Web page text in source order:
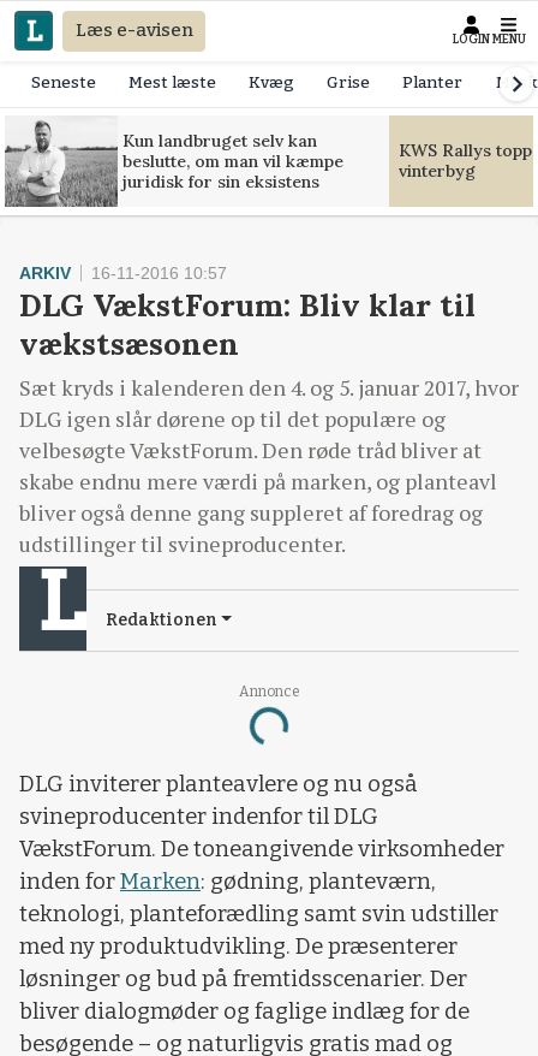
Læs e-avisen LOGIN MENU
Seneste Mest læste Kvæg Grise Planter
Kun landbruget selv kan
beslutte, om man vil kæmpe
juridisk for sin eksistens
KWS Rallys
vinterbyg
Annonce
Loading...
ARKIV 16-11-2016 10:57
DLG VækstForum: Bliv klar til
vækstsæsonen
Sæt kryds i kalenderen den 4. og 5. januar 2017, hvor
DLG igen slår dørene op til det populære og
velbesøgte VækstForum. Den røde tråd bliver at
skabe endnu mere værdi på marken, og planteavl
bliver også denne gang suppleret af foredrag og
udstillinger til svineproducenter.
Redaktionen
DLG inviterer planteavlere og nu også
svineproducenter indenfor til DLG
VækstForum. De toneangivende virksomheder
inden forMarken: gødning, planteværn,
teknologi, planteforædling samt svin udstiller
med ny produktudvikling. De præsenterer
løsninger og bud på fremtidsscenarier. Der
bliver dialogmøder og faglige indlæg for de
besøgende – og naturligvis gratis mad og